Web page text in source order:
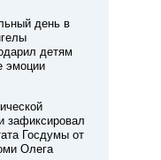
день в
детям
эмоции
зафиксировал
Госдумы от
Олега